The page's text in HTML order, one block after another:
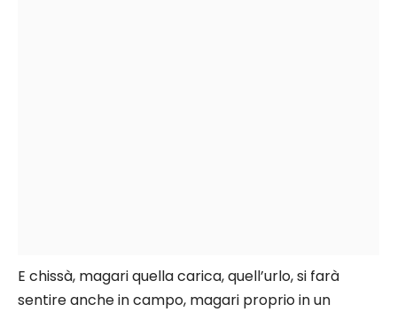
E chissà, magari quella carica, quell’urlo, si farà
sentire anche in campo, magari proprio in un